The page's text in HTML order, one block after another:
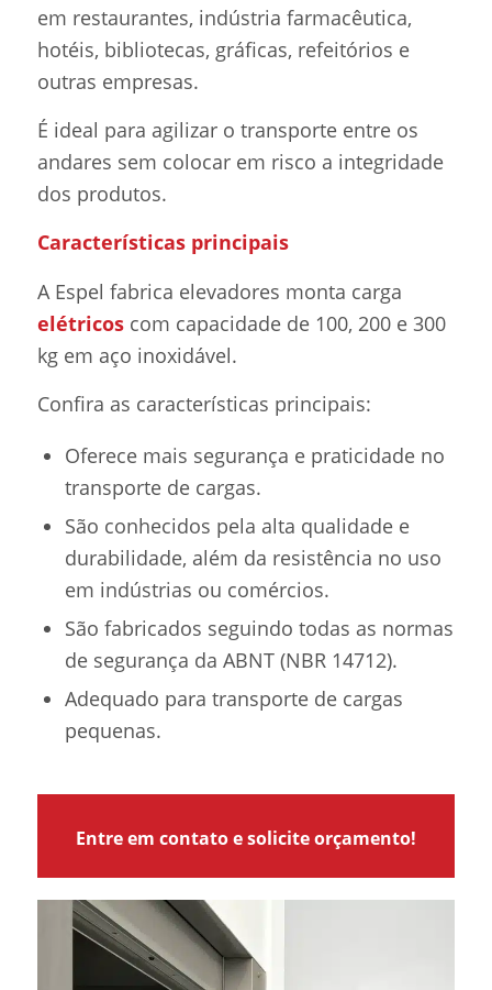
em restaurantes, indústria farmacêutica,
hotéis, bibliotecas, gráficas, refeitórios e
outras empresas.
É ideal para agilizar o transporte entre os
andares sem colocar em risco a integridade
dos produtos.
Características principais
A Espel fabrica elevadores monta carga
elétricos com capacidade de 100, 200 e 300
kg em aço inoxidável.
Confira as características principais:
Oferece mais segurança e praticidade no
transporte de cargas.
São conhecidos pela alta qualidade e
durabilidade, além da resistência no uso
em indústrias ou comércios.
São fabricados seguindo todas as normas
de segurança da ABNT (NBR 14712).
Adequado para transporte de cargas
pequenas.
Entre em contato e solicite orçamento!